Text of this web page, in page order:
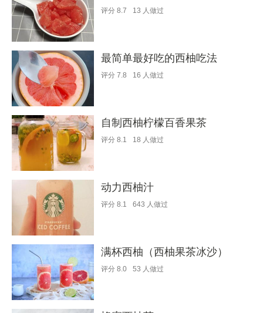
评分 8.7 13 人做过
最简单最好吃的西柚吃法
评分 7.8 16 人做过
自制西柚柠檬百香果茶
评分 8.1 18 人做过
动力西柚汁
评分 8.1 643 人做过
满杯西柚（西柚果茶冰沙）
评分 8.0 53 人做过